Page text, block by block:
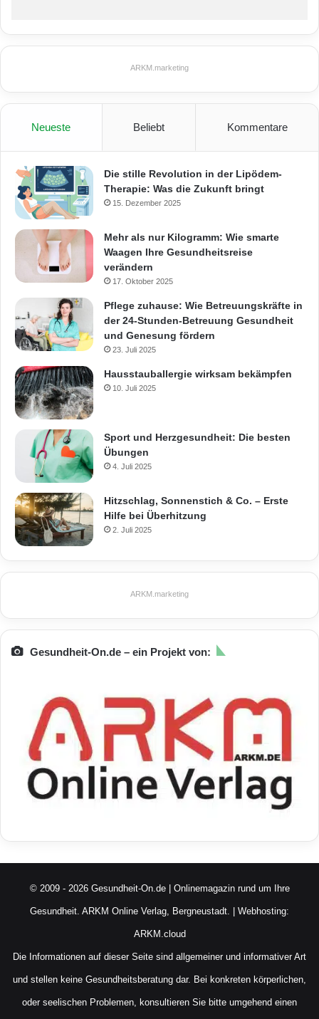
ARKM.marketing
Neueste Beliebt Kommentare
Die stille Revolution in der Lipödem-
Therapie: Was die Zukunft bringt
15. Dezember 2025
Mehr als nur Kilogramm: Wie smarte
Waagen Ihre Gesundheitsreise
verändern
17. Oktober 2025
Pflege zuhause: Wie Betreuungskräfte in
der 24-Stunden-Betreuung Gesundheit
und Genesung fördern
23. Juli 2025
Hausstauballergie wirksam bekämpfen
10. Juli 2025
Sport und Herzgesundheit: Die besten
Übungen
4. Juli 2025
Hitzschlag, Sonnenstich & Co. – Erste
Hilfe bei Überhitzung
2. Juli 2025
ARKM.marketing
Gesundheit-On.de – ein Projekt von:
© 2009 - 2026 Gesundheit-On.de | Onlinemagazin rund um Ihre
Gesundheit. ARKM Online Verlag, Bergneustadt. | Webhosting:
ARKM.cloud
Die Informationen auf dieser Seite sind allgemeiner und informativer Art
und stellen keine Gesundheitsberatung dar. Bei konkreten körperlichen,
oder seelischen Problemen, konsultieren Sie bitte umgehend einen